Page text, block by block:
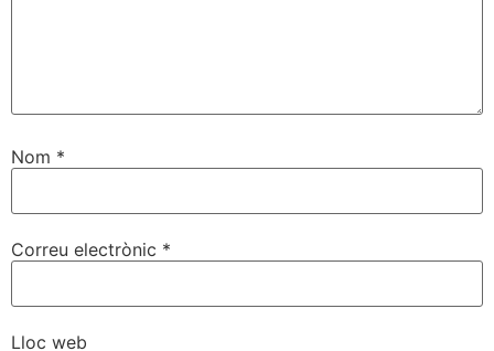
Nom *
Correu electrònic *
Lloc web